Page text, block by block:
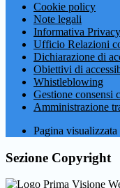
Cookie policy
Note legali
Informativa Privacy
Ufficio Relazioni
Dichiarazione di
Obiettivi di
Whistleblowing
Gestione consensi
Amministrazione
Pagina visualizzata
Sezione Copyright